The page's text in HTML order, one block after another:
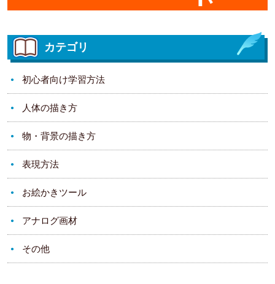
カテゴリ
初心者向け学習方法
人体の描き方
物・背景の描き方
表現方法
お絵かきツール
アナログ画材
その他